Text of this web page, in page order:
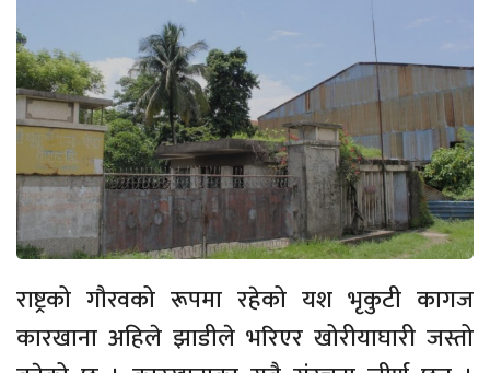
राष्ट्रको गौरवको रूपमा रहेको यश भृकुटी कागज
कारखाना अहिले झाडीले भरिएर खोरीयाघारी जस्तो